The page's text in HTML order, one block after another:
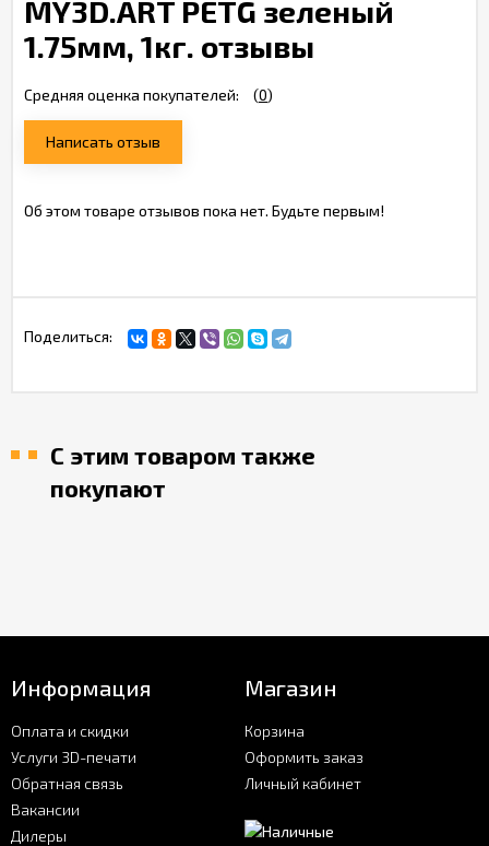
MY3D.ART PETG зеленый
1.75мм, 1кг. отзывы
Средняя оценка покупателей: (0)
Написать отзыв
Об этом товаре отзывов пока нет. Будьте первым!
Поделиться:
С этим товаром также
покупают
Информация
Оплата и скидки
Услуги 3D-печати
Обратная связь
Вакансии
Дилеры
Магазин
Корзина
Оформить заказ
Личный кабинет